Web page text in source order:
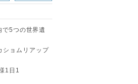
5つの世界遺
ショムリアップ
1日1